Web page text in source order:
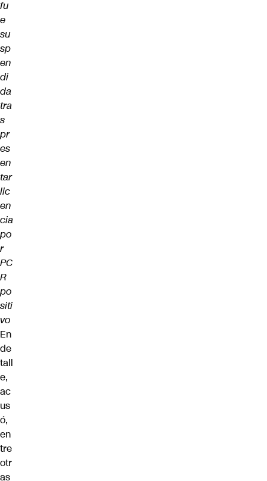
fu
e
su
sp
en
di
da
tra
s
pr
es
en
tar
lic
en
cia
po
r
PC
R
po
siti
vo
En
de
tall
e,
ac
us
ó,
en
tre
otr
as